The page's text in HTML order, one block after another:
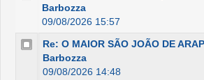
Barbozza
09/08/2026 15:57
Re: O MAIOR SÃO JOÃO DE
Barbozza
09/08/2026 14:48